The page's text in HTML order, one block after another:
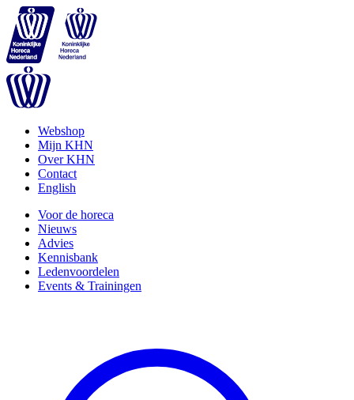
Webshop
Mijn KHN
Over KHN
Contact
English
Voor de horeca
Nieuws
Advies
Kennisbank
Ledenvoordelen
Events & Trainingen